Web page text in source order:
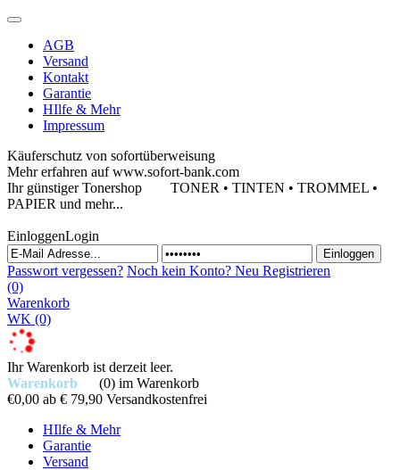
AGB
Versand
Kontakt
Garantie
HIlfe & Mehr
Impressum
Käuferschutz von sofortüberweisung
Mehr erfahren auf www.sofort-bank.com
Ihr günstiger Tonershop TONER • TINTEN • TROMMEL •
PAPIER und mehr...
EinloggenLogin
Passwort vergessen? Noch kein Konto? Neu Registrieren
(0)
Warenkorb
WK (0)
Ihr Warenkorb ist derzeit leer.
Warenkorb
(0) im Warenkorb
€0,00 ab € 79,90 Versandkostenfrei
HIlfe & Mehr
Garantie
Versand